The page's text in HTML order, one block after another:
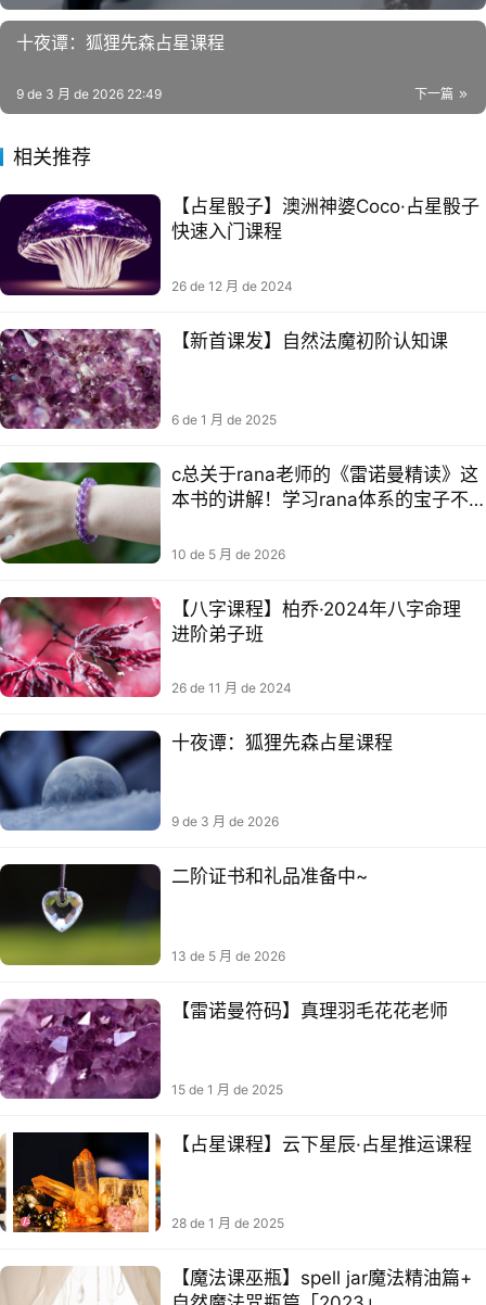
十夜谭：狐狸先森占星课程
下一篇
9 de 3 月 de 2026 22:49
相关推荐
【占星骰子】澳‮神⁠洲‬婆Coco·占星‮子⁠骰‬
26 de 12 月 de 2024
【新首课‬发】自然法魔‬初阶认知课
6 de 1 月 de 2025
c总关于rana老师的《雷诺曼精读》这
本书的讲解！学习rana体系的宝子不
10 de 5 月 de 2026
【八字课程】柏乔·2024年‮字⁠八‬‎命理‮
阶⁠进‬‎弟子班
26 de 11 月 de 2024
十夜谭：狐狸先森占星课程
9 de 3 月 de 2026
二阶证书和礼品准备中~
13 de 5 月 de 2026
【雷诺曼符码】真理羽毛花花老师
15 de 1 月 de 2025
【占‮课星‬程】云下星辰·占星推‮课运‬程
28 de 1 月 de 2025
【魔‮课法‬巫瓶】spell jar魔法精油篇+